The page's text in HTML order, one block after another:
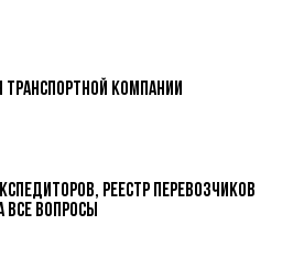
компании
реестр перевозчиков
все вопросы